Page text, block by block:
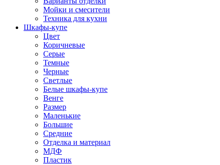
Мойки и смесители
Техника для кухни
Шкафы-купе
Цвет
Коричневые
Серые
Темные
Черные
Светлые
Белые шкафы-купе
Венге
Размер
Маленькие
Большие
Средние
Отделка и материал
МДФ
Пластик